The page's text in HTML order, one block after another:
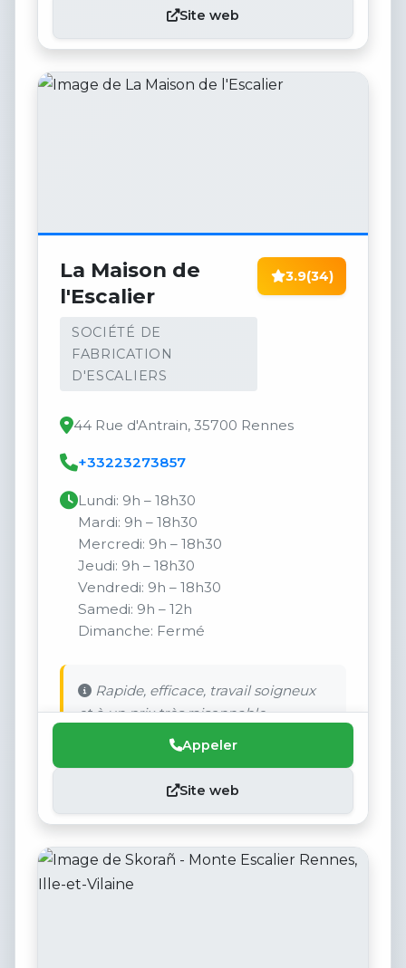
Site web
La Maison de
l'Escalier
SOCIÉTÉ DE
FABRICATION
D'ESCALIERS
3.9(34)
44 Rue d'Antrain, 35700 Rennes
+33223273857
Lundi: 9h – 18h30
Mardi: 9h – 18h30
Mercredi: 9h – 18h30
Jeudi: 9h – 18h30
Vendredi: 9h – 18h30
Samedi: 9h – 12h
Dimanche: Fermé
Rapide, efficace, travail soigneux
et à un prix très raisonnable.
Appeler
Site web